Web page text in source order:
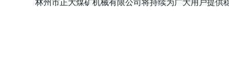
林州市正大煤矿机械有限公司将持续为广大用户提